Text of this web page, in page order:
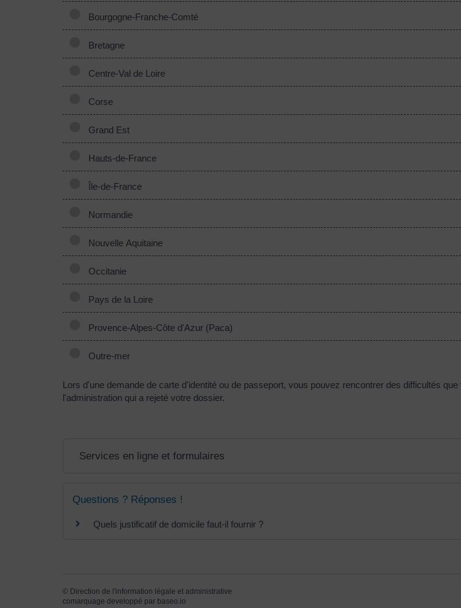
Bourgogne-Franche-Comté
Bretagne
Centre-Val de Loire
Corse
Grand Est
Hauts-de-France
Île-de-France
Normandie
Nouvelle Aquitaine
Occitanie
Pays de la Loire
Provence-Alpes-Côte d'Azur (Paca)
Outre-mer
Lors d'une demande de carte d'identité ou de passeport, vous pouvez rencontrer des difficultés
l'administration qui a rejeté votre dossier.
Services en ligne et formulaires
Questions ? Réponses !
Quels justificatif de domicile faut-il fournir ?
© Direction de l'information légale et administrative
comarquage developpé par baseo.io